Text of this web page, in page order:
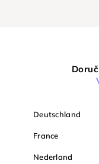
Deutschland
France
Nederland